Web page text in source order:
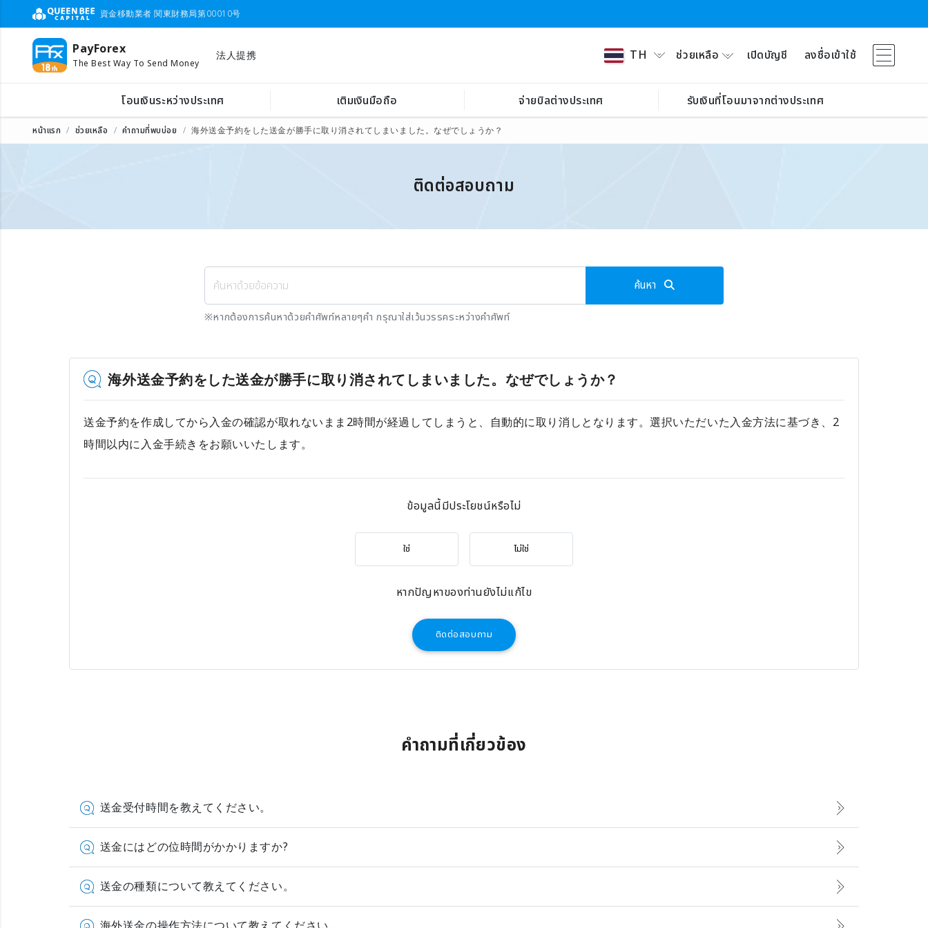
資金移動業者 関東財務局第00010号
PayForex
The Best Way To Send Money
法人提携 TH ช่วยเหลือ เปิดบัญชี ลงชื่อเข้าใช้
โอนเงินระหว่างประเทศ เติมเงินมือถือ จ่ายบิลต่างประเทศ รับเงินที่โอนมาจากต่างประเทศ
หน้าแรก ช่วยเหลือ คำถามที่พบบ่อย 海外送金予約をした送金が勝手に取り消されてしまいました。なぜでしょうか？
ติดต่อสอบถาม
ค้นหา
※หากต้องการค้นหาด้วยคำศัพท์หลายๆคำ กรุณาใส่เว้นวรรคระหว่างคำศัพท์
海外送金予約をした送金が勝手に取り消されてしまいました。なぜでしょうか？
送金予約を作成してから入金の確認が取れないまま2時間が経過してしまうと、自動的に取り消しとなります。選択いただいた入金方法に基づき、2
時間以内に入金手続きをお願いいたします。
ข้อมูลนี้มีประโยชน์หรือไม่
ใช่ ไม่ใช่
หากปัญหาของท่านยังไม่แก้ไข
ติดต่อสอบถาม
คำถามที่เกี่ยวข้อง
送金受付時間を教えてください。
送金にはどの位時間がかかりますか?
送金の種類について教えてください。